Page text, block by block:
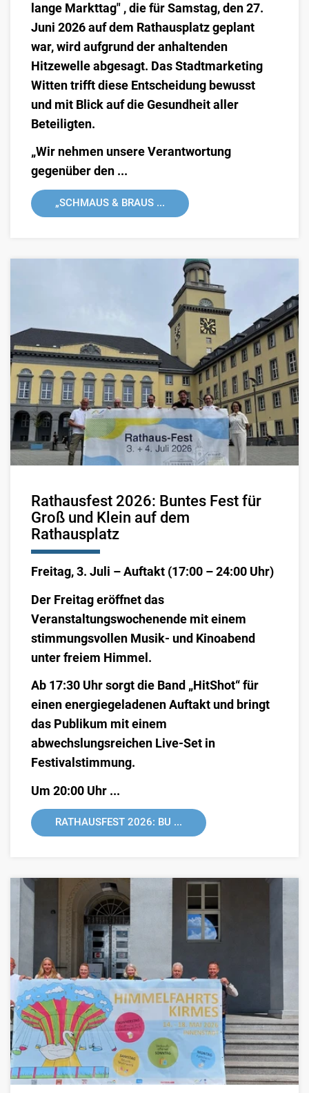
lange Markttag" , die für Samstag, den 27.
Juni 2026 auf dem Rathausplatz geplant
war, wird aufgrund der anhaltenden
Hitzewelle abgesagt. Das Stadtmarketing
Witten trifft diese Entscheidung bewusst
und mit Blick auf die Gesundheit aller
Beteiligten.
„Wir nehmen unsere Verantwortung
gegenüber den ...
„SCHMAUS & BRAUS ...
Rathausfest 2026: Buntes Fest für
Groß und Klein auf dem
Rathausplatz
Freitag, 3. Juli – Auftakt (17:00 – 24:00 Uhr)
Der Freitag eröffnet das
Veranstaltungswochenende mit einem
stimmungsvollen Musik- und Kinoabend
unter freiem Himmel.
Ab 17:30 Uhr sorgt die Band „HitShot“ für
einen energiegeladenen Auftakt und bringt
das Publikum mit einem
abwechslungsreichen Live-Set in
Festivalstimmung.
Um 20:00 Uhr ...
RATHAUSFEST 2026: BU ...